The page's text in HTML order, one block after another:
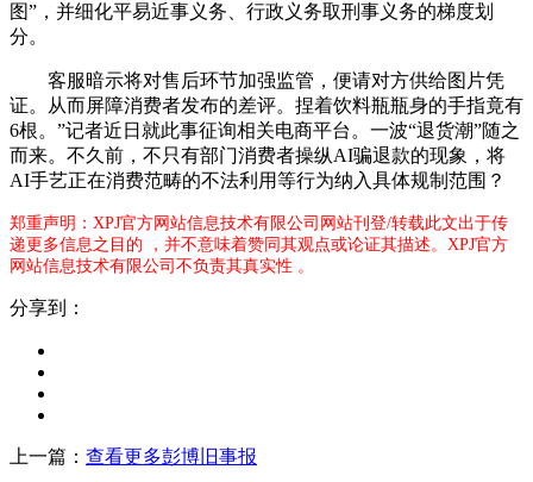
图”，并细化平易近事义务、行政义务取刑事义务的梯度划
分。
客服暗示将对售后环节加强监管，便请对方供给图片凭
证。从而屏障消费者发布的差评。捏着饮料瓶瓶身的手指竟有
6根。”记者近日就此事征询相关电商平台。一波“退货潮”随之
而来。不久前，不只有部门消费者操纵AI骗退款的现象，将
AI手艺正在消费范畴的不法利用等行为纳入具体规制范围？
郑重声明：XPJ官方网站信息技术有限公司网站刊登/转载此文出于传
递更多信息之目的 ，并不意味着赞同其观点或论证其描述。XPJ官方
网站信息技术有限公司不负责其真实性 。
分享到：
上一篇： 查看更多彭博旧事报